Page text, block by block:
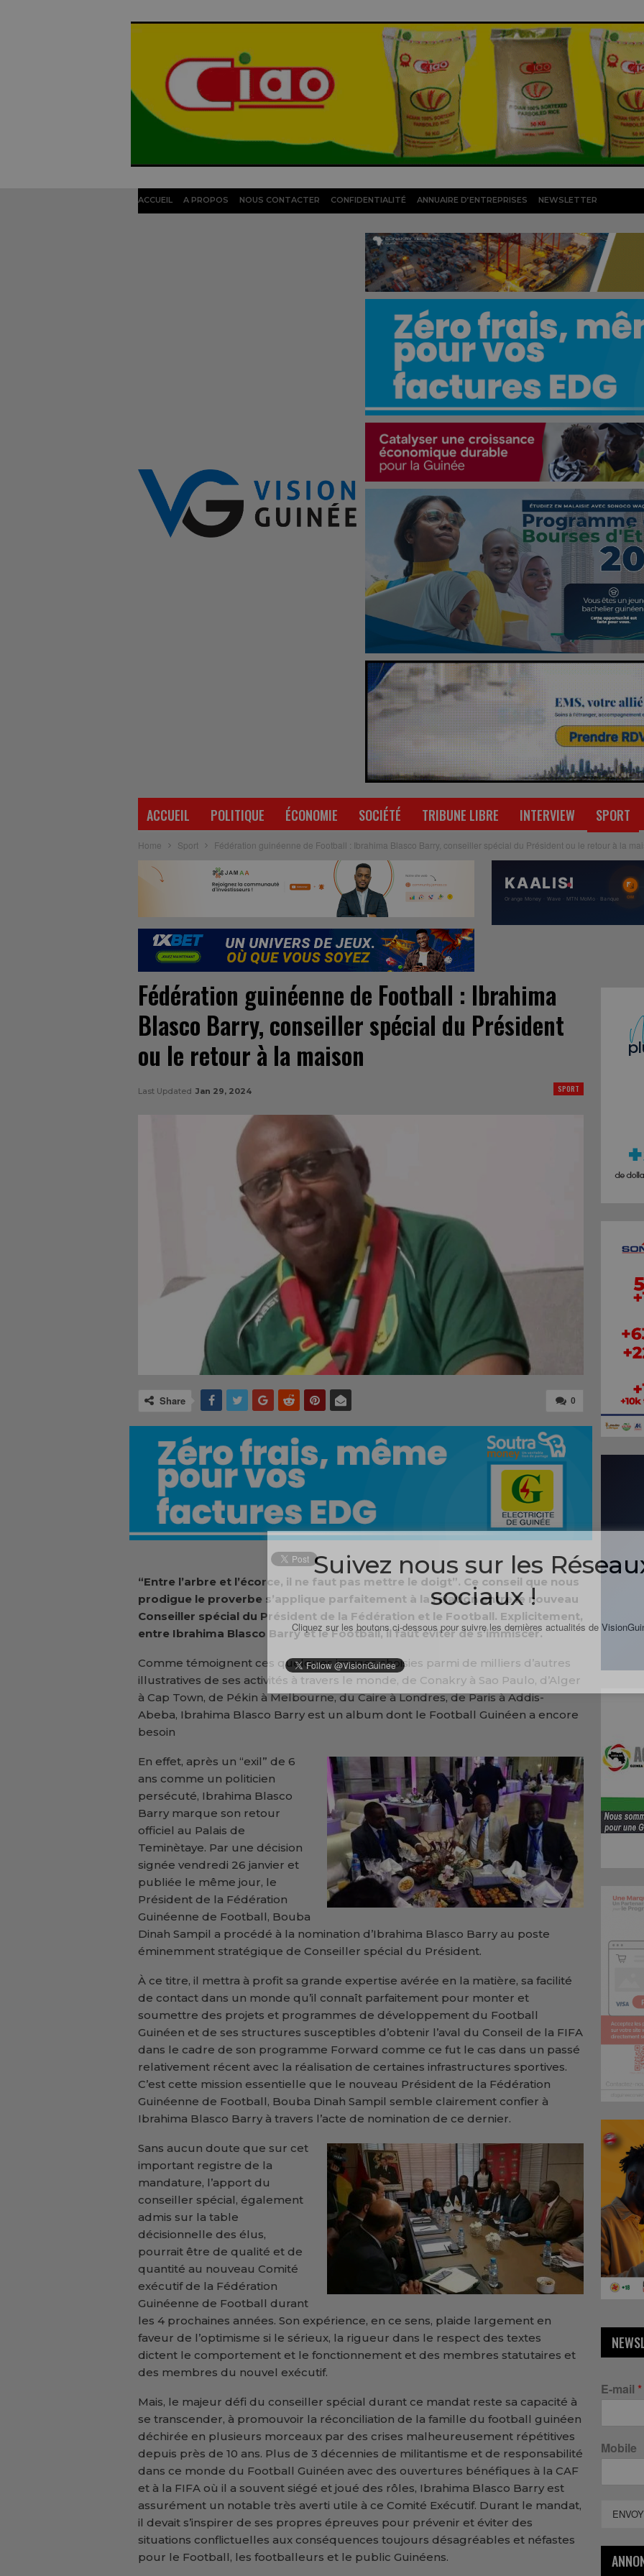
ACCUEIL A PROPOS NOUS CONTACTER CONFIDENTIALITÉ ANNUAIRE D’ENTREPRISES NEWSLETTER
ACCUEIL POLITIQUE ÉCONOMIE SOCIÉTÉ TRIBUNE LIBRE INTERVIEW SPORT
Home Sport Fédération guinéenne de Football : Ibrahima Blasco Barry, conseiller spécial du Président ou le retour à la
Fédération guinéenne de Football : Ibrahima
Blasco Barry, conseiller spécial du Président
ou le retour à la maison
SPORT
Last Updated Jan 29, 2024
0
Share
“Entre l’arbre et l’écorce, il ne faut pas mettre le doigt”. Ce conseil que nous
prodigue le proverbe s’applique parfaitement à la relation entre le nouveau
Conseiller spécial du Président de la Fédération et le Football. Explicitement,
entre Ibrahima Blasco Barry et le Football, il faut éviter de s’immiscer.
Comme témoignent ces quelques images choisies parmi de milliers d’autres
illustratives de ses activités à travers le monde, de Conakry à Sao Paulo, d’Alger
à Cap Town, de Pékin à Melbourne, du Caire à Londres, de Paris à Addis-
Abeba, Ibrahima Blasco Barry est un album dont le Football Guinéen a encore
besoin
En effet, après un “exil” de 6
ans comme un politicien
persécuté, Ibrahima Blasco
Barry marque son retour
officiel au Palais de
Teminètaye. Par une décision
signée vendredi 26 janvier et
publiée le même jour, le
Président de la Fédération
Guinéenne de Football, Bouba
Dinah Sampil a procédé à la nomination d’Ibrahima Blasco Barry au poste
éminemment stratégique de Conseiller spécial du Président.
À ce titre, il mettra à profit sa grande expertise avérée en la matière, sa facilité
de contact dans un monde qu’il connaît parfaitement pour monter et
soumettre des projets et programmes de développement du Football
Guinéen et de ses structures susceptibles d’obtenir l’aval du Conseil de la FIFA
dans le cadre de son programme Forward comme ce fut le cas dans un passé
relativement récent avec la réalisation de certaines infrastructures sportives.
C’est cette mission essentielle que le nouveau Président de la Fédération
Guinéenne de Football, Bouba Dinah Sampil semble clairement confier à
Ibrahima Blasco Barry à travers l’acte de nomination de ce dernier.
Sans aucun doute que sur cet
important registre de la
mandature, l’apport du
conseiller spécial, également
admis sur la table
décisionnelle des élus,
pourrait être de qualité et de
quantité au nouveau Comité
exécutif de la Fédération
Guinéenne de Football durant
les 4 prochaines années. Son expérience, en ce sens, plaide largement en
faveur de l’optimisme si le sérieux, la rigueur dans le respect des textes
dictent le comportement et le fonctionnement et des membres statutaires et
des membres du nouvel exécutif.
Mais, le majeur défi du conseiller spécial durant ce mandat reste sa capacité à
se transcender, à promouvoir la réconciliation de la famille du football guinéen
déchirée en plusieurs morceaux par des crises malheureusement répétitives
depuis près de 10 ans. Plus de 3 décennies de militantisme et de responsabilité
dans ce monde du Football Guinéen avec des ouvertures bénéfiques à la CAF
et à la FIFA où il a souvent siégé et joué des rôles, Ibrahima Blasco Barry est
assurément un notable très averti utile à ce Comité Exécutif. Durant le mandat,
il devait s’inspirer de ses propres épreuves pour prévenir et éviter des
situations conflictuelles aux conséquences toujours désagréables et néfastes
pour le Football, les footballeurs et le public Guinéens.
E-mail *
Mobile
Suivez nous sur les
sociaux !
Cliquez sur les boutons ci-dessous pour suivre les dernières actualités de